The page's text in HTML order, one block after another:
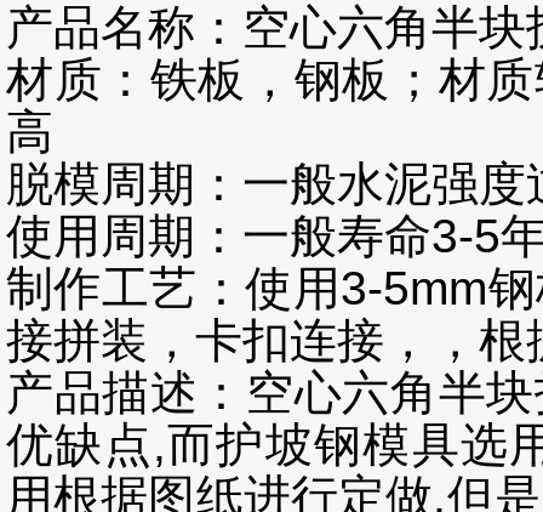
产品名称：空心六角半块
材质：铁板，钢板；材
高
脱模周期：一般水泥强
使用周期：一般寿命3-5
制作工艺：使用3-5mm
接拼装，卡扣连接，，
产品描述： 空心六角半
优缺点,而护坡钢模具选
用根据图纸进行定做,但